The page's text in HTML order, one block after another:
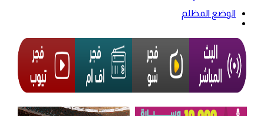
الوضع المظلم